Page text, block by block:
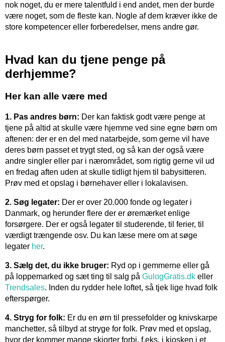
nok noget, du er mere talentfuld i end andet, men der burde
være noget, som de fleste kan. Nogle af dem kræver ikke de
store kompetencer eller forberedelser, mens andre gør.
Hvad kan du tjene penge på
derhjemme?
Her kan alle være med
1. Pas andres børn: Der kan faktisk godt være penge at
tjene på altid at skulle være hjemme ved sine egne børn om
aftenen: der er en del med natarbejde, som gerne vil have
deres børn passet et trygt sted, og så kan der også være
andre singler eller par i nærområdet, som rigtig gerne vil ud
en fredag aften uden at skulle tidligt hjem til babysitteren.
Prøv med et opslag i børnehaver eller i lokalavisen.
2. Søg legater: Der er over 20.000 fonde og legater i
Danmark, og herunder flere der er øremærket enlige
forsørgere. Der er også legater til studerende, til ferier, til
værdigt trængende osv. Du kan læse mere om at søge
legater her.
3. Sælg det, du ikke bruger: Ryd op i gemmerne eller gå
på loppemarked og sæt ting til salg på GulogGratis.dk eller
Trendsales. Inden du rydder hele loftet, så tjek lige hvad folk
efterspørger.
4. Stryg for folk: Er du en ørn til pressefolder og knivskarpe
manchetter, så tilbyd at stryge for folk. Prøv med et opslag,
hvor der kommer mange skjorter forbi, f.eks. i kiosken i et